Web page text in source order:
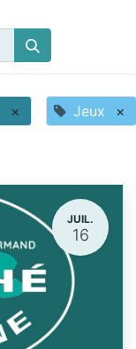
× Jeux ×
JUIL.
16